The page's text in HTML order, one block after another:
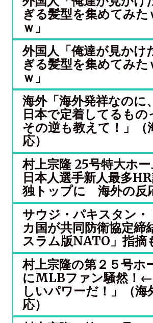
ぎる髪型を集めてみた
ｗ」
外国人「俺達が見かけ
ぎる髪型を集めてみた
ｗ」
海外「海外発祥なのに
日本で定着してるもの
その逆も教えて！」（
応）
村上宗隆 25号特大ホー
日本人選手新人最多
独トップに 海外の反
サウジ・パキスタン・
カ国が共同防衛協定締
スラム版NATO」指摘
村上宗隆の第２５号ホ
にMLBファン騒然！←
しいパワーだ！」（海
応）